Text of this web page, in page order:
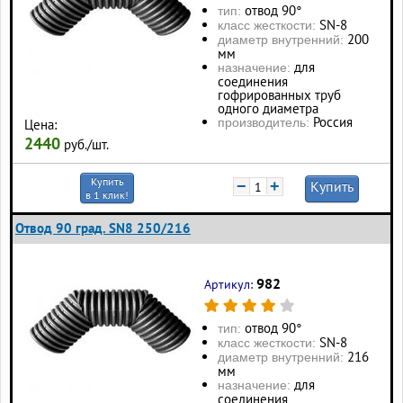
Цена:
2440 руб./шт.
тип: отвод 90°
класс жесткости: SN-8
диаметр внутренний: 200
мм
назначение: для
соединения
гофрированных труб
одного диаметра
производитель: Россия
Купить
в 1 клик!
− + Купить
Отвод 90 град. SN8 250/216
Артикул: 982
тип: отвод 90°
класс жесткости: SN-8
диаметр внутренний: 216
мм
назначение: для
соединения